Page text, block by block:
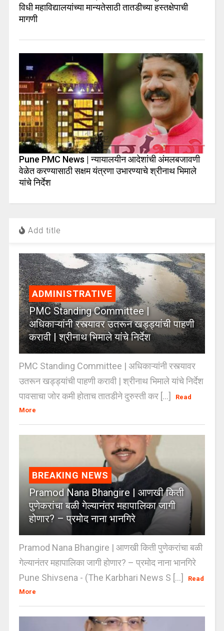
विधी महाविद्यालयांच्या मान्यतेसाठी तातडीच्या हस्तक्षेपाची
मागणी
Pune PMC News | न्यायालयीन आदेशांची अंमलबजावणी
वेळेत करण्यासाठी सक्षम यंत्रणा उभारण्याचे श्रीनाथ भिमाले
यांचे निर्देश
Add title
ADMINISTRATIVE
PMC Standing Committee |
अधिकाऱ्यांनी रस्त्यावर उतरून खड्ड्यांची पाहणी
करावी | श्रीनाथ भिमाले यांचे निर्देश
PMC Standing Committee | अधिकाऱ्यांनी रस्त्यावर
उतरून खड्ड्यांची पाहणी करावी | श्रीनाथ भिमाले यांचे निर्देश
पावसाचा जोर कमी होताच तातडीने दुरुस्ती कर [...]
Read
More
BREAKING NEWS
Pramod Nana Bhangire | आणखी किती
पुणेकरांचा बळी गेल्यानंतर महापालिका जागी
होणार? – प्रमोद नाना भानगिरे
Pramod Nana Bhangire | आणखी किती पुणेकरांचा बळी
गेल्यानंतर महापालिका जागी होणार? – प्रमोद नाना भानगिरे
Pune Shivsena - (The Karbhari News S [...]
Read
More